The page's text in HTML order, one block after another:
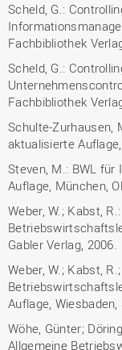
Scheld, G.:
Fachbibliothek
Scheld, G.:
Fachbibliothek
Schulte-Zurhausen,
aktualisierte
Steven, M.: BWL für
Auflage, München,
Weber, W.; Kabst,
Gabler Verlag, 2006.
Weber, W.; Kabst,
Auflage,
Wöhe, Günter;
Allgemeine